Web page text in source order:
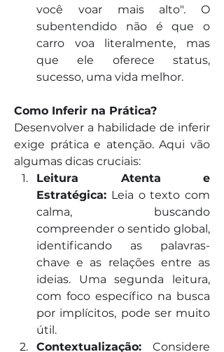
você voar mais alto". O
subentendido não é que o
carro voa literalmente, mas
que ele oferece status,
sucesso, uma vida melhor.
Como Inferir na Prática?
Desenvolver a habilidade de inferir
exige prática e atenção. Aqui vão
algumas dicas cruciais:
Leitura Atenta e
Estratégica: Leia o texto com
calma, buscando
compreender o sentido global,
identificando as palavras-
chave e as relações entre as
ideias. Uma segunda leitura,
com foco específico na busca
por implícitos, pode ser muito
útil.
Contextualização: Considere